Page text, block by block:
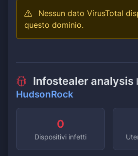
Nessun dato VirusTotal
questo dominio.
Infostealer analysis
HudsonRock
0
Dispositivi infetti